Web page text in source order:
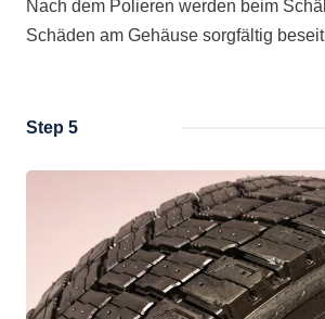
Nach dem Polieren werden beim
Schäden am Gehäuse sorgfältig
Step 5